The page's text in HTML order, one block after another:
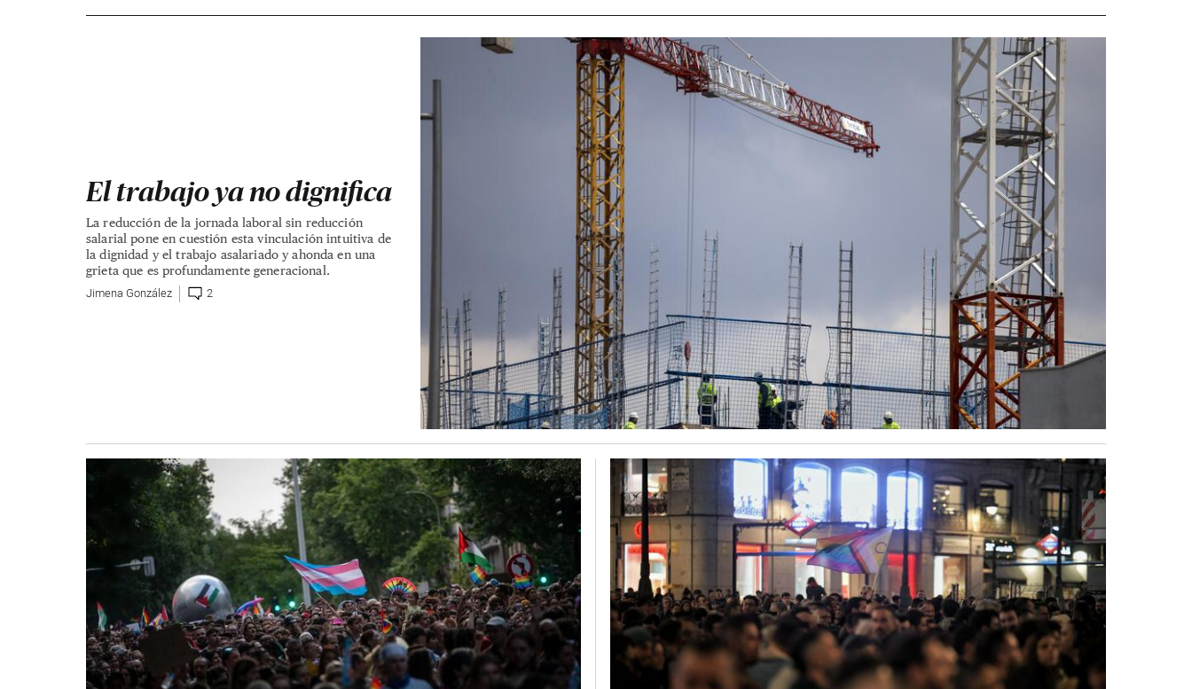
El trabajo ya no dignifica
La reducción de la jornada laboral sin reducción
salarial pone en cuestión esta vinculación intuitiva de
la dignidad y el trabajo asalariado y ahonda en una
grieta que es profundamente generacional.
Jimena González 2